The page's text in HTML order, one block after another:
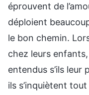
éprouvent de
déploient
le bon chemin.
chez leurs
entendus s’ils
ils s’inquiètent